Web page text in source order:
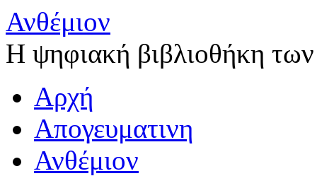
Ανθέμιον
Η ψηφιακή βιβλιοθήκη
Αρχή
Απογευματινη
Ανθέμιον